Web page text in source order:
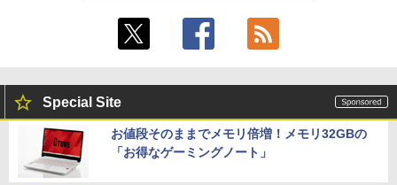
Special Site
お値段そのままでメモリ倍増！メモリ32GBの
「お得なゲーミングノート」